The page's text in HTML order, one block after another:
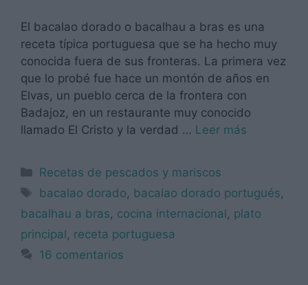
El bacalao dorado o bacalhau a bras es una
receta típica portuguesa que se ha hecho muy
conocida fuera de sus fronteras. La primera vez
que lo probé fue hace un montón de años en
Elvas, un pueblo cerca de la frontera con
Badajoz, en un restaurante muy conocido
llamado El Cristo y la verdad … Leer más
Categorías
Recetas de pescados y mariscos
Etiquetas
bacalao dorado, bacalao dorado portugués,
bacalhau a bras, cocina internacional, plato
principal, receta portuguesa
16 comentarios